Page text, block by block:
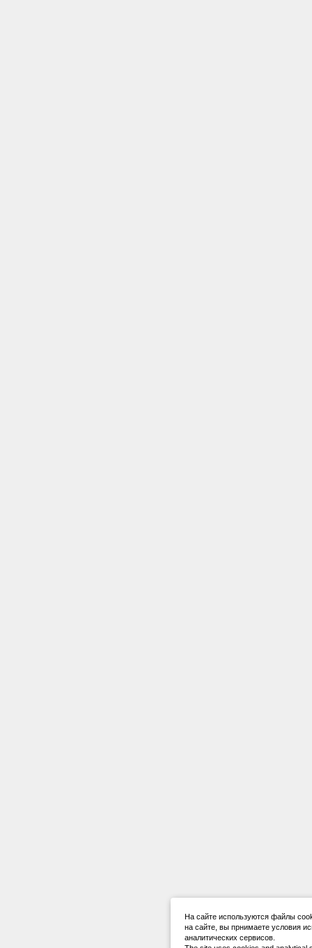
На сайте используются файлы
на сайте, вы прнимаете условия
аналитических сервисов.